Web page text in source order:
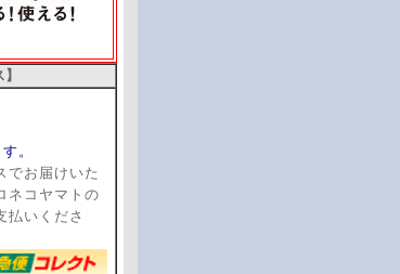
。
でお届けいた
ネコヤマトの
払いくださ